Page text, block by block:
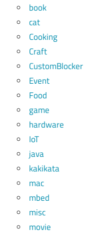
book
cat
Cooking
Craft
CustomBlocker
Event
Food
game
hardware
IoT
java
kakikata
mac
mbed
misc
movie